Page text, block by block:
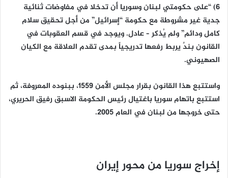
6) “على حكومتي لبنان وسوريا أن تدخلا في مفاوضات ثنائية
جدية غير مشروطة مع حكومة “إسرائيل” من أجل تحقيق سلام
كامل ودائم” ولم يُذكر – عادل. ويوجد في قسم العقوبات في
القانون بندٌ يربط رفعها تدريجياً بمدى تقدم العلاقة مع الكيان
الصهيوني.
واستتبع هذا القانون بقرار مجلس الأمن 1559، ببنوده المعروفة، ثم
استتبع باتهام سوريا باغتيال رئيس الحكومة الاسبق رفيق الحريري،
حتى خروجها من لبنان في العام 2005.
إخراج سوريا من محور إيران